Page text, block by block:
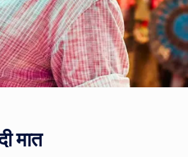
मात